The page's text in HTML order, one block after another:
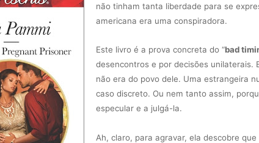
não tinham tanta liberdade para se
americana era uma conspiradora.
Este livro é a prova concreta do “bad
desencontros e por decisões unilaterais.
não era do povo dele. Uma estrangeira
caso discreto. Ou nem tanto assim,
especular e a julgá-la.
Ah, claro, para agravar, ela descobre